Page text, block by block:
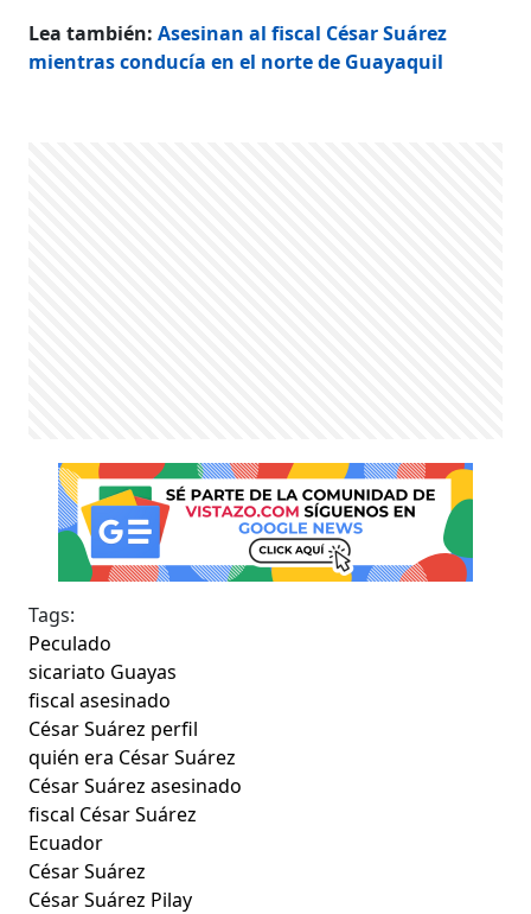
Lea también:Asesinan al fiscal César Suárez
mientras conducía en el norte de Guayaquil
Tags:
Peculado
sicariato Guayas
fiscal asesinado
César Suárez perfil
quién era César Suárez
César Suárez asesinado
fiscal César Suárez
Ecuador
César Suárez
César Suárez Pilay